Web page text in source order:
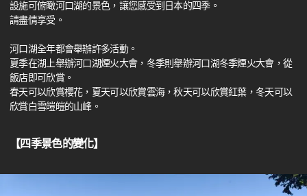
設施可俯瞰河口湖的景色，讓您感受到日本的四季。
請盡情享受。
河口湖全年都會舉辦許多活動。
夏季在湖上舉辦河口湖煙火大會，冬季則舉辦河口湖冬季煙火大會，從
飯店即可欣賞。
春天可以欣賞櫻花，夏天可以欣賞雲海，秋天可以欣賞紅葉，冬天可以
欣賞白雪皚皚的山峰。
【四季景色的變化】